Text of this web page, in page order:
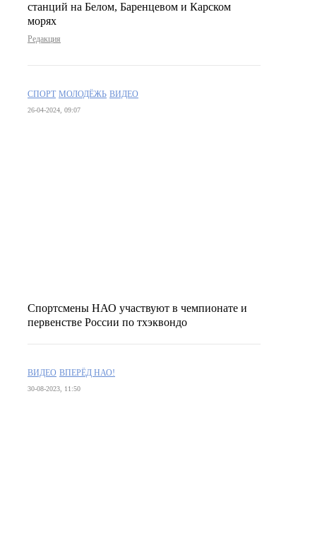
станций на Белом, Баренцевом и Карском
морях
Редакция
СПОРТ МОЛОДЁЖЬ ВИДЕО
26-04-2024, 09:07
Спортсмены НАО участвуют в чемпионате и
первенстве России по тхэквондо
ВИДЕО ВПЕРЁД НАО!
30-08-2023, 11:50